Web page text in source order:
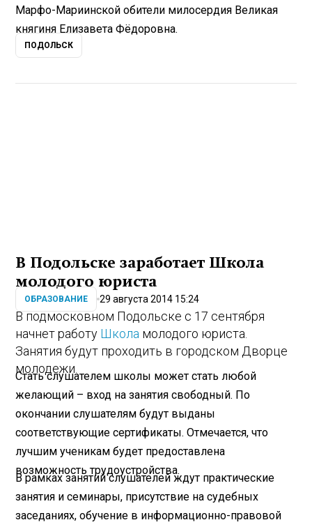
Марфо-Мариинской обители милосердия Великая
княгиня Елизавета Фёдоровна.
ПОДОЛЬСК
В Подольске заработает Школа
молодого юриста
ОБРАЗОВАНИЕ 29 августа 2014 15:24
В подмосковном Подольске с 17 сентября
начнет работу Школа молодого юриста.
Занятия будут проходить в городском Дворце
молодежи.
Стать слушателем школы может стать любой
желающий – вход на занятия свободный. По
окончании слушателям будут выданы
соответствующие сертификаты. Отмечается, что
лучшим ученикам будет предоставлена
возможность трудоустройства.
В рамках занятий слушателей ждут практические
занятия и семинары, присутствие на судебных
заседаниях, обучение в информационно-правовой